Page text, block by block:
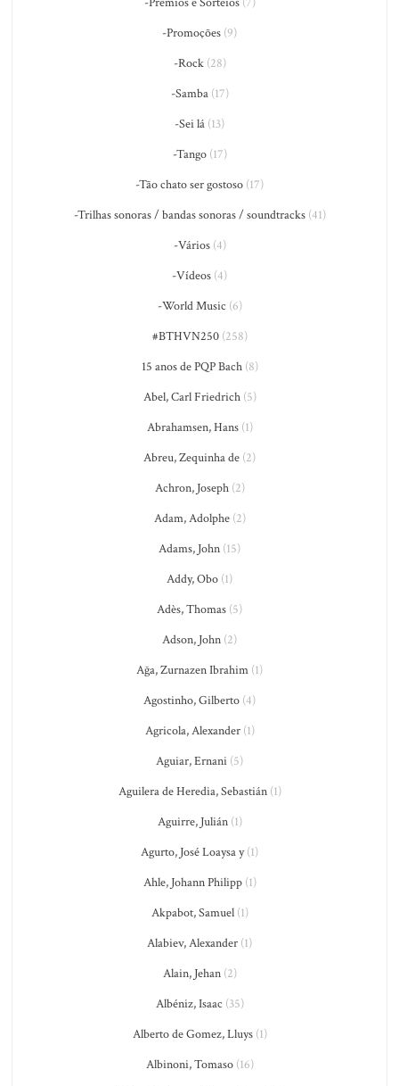
-Promoções (9)
-Rock(28)
-Samba(17)
-Sei lá (13)
-Tango(17)
-Tão chato ser gostoso (17)
-Trilhas sonoras / bandas sonoras / soundtracks(41)
-Vários(4)
-Vídeos (4)
-World Music (6)
#BTHVN250(258)
15 anos de PQP Bach(8)
Abel, Carl Friedrich(5)
Abrahamsen, Hans(1)
Abreu, Zequinha de (2)
Achron, Joseph(2)
Adam, Adolphe(2)
Adams, John (15)
Addy, Obo (1)
Adès, Thomas (5)
Adson, John (2)
Ağa, Zurnazen Ibrahim (1)
Agostinho, Gilberto (4)
Agricola, Alexander(1)
Aguiar, Ernani (5)
Aguilera de Heredia, Sebastián(1)
Aguirre, Julián(1)
Agurto, José Loaysa y(1)
Ahle, Johann Philipp(1)
Akpabot, Samuel(1)
Alabiev, Alexander (1)
Alain, Jehan(2)
Albéniz, Isaac (35)
Alberto de Gomez, Lluys(1)
Albinoni, Tomaso(16)